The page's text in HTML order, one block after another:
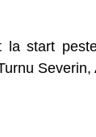
la start
Severin,